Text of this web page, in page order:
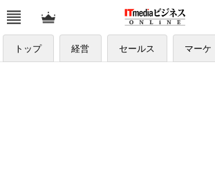
トップ 経営 セールス マーケ